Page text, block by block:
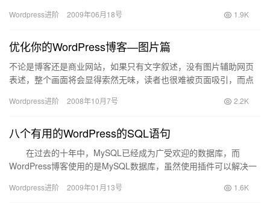
Wordpress进阶 2009年06月18号 1.9K
优化你的WordPress博客—图片篇
不论是博客还是商业网站，如果只有文字叙述，没有图片辅助网页
表述，整个画面将会显得索然无味，读者也很难被页面吸引，而点
页面增…
Wordpress进阶 2008年10月7号 2.2K
八个有用的WordPress的SQL语句
在过去的十年中，MySQL已经成为广受欢迎的数据库，而
WordPress博客使用的是MySQL数据库，虽然使用插件可以解决一
Wordpress进阶 2009年01月13号 1.6K